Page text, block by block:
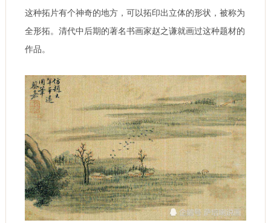
这种拓片有个神奇的地方，可以拓印出立体的形状，被称为
全形拓。清代中后期的著名书画家赵之谦就画过这种题材的
作品。